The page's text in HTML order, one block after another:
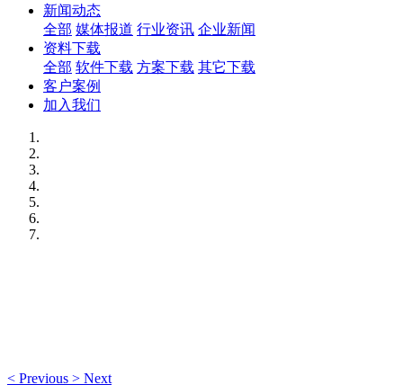
新闻动态
全部 媒体报道 行业资讯 企业新闻
资料下载
全部 软件下载 方案下载 其它下载
客户案例
加入我们
< Previous > Next